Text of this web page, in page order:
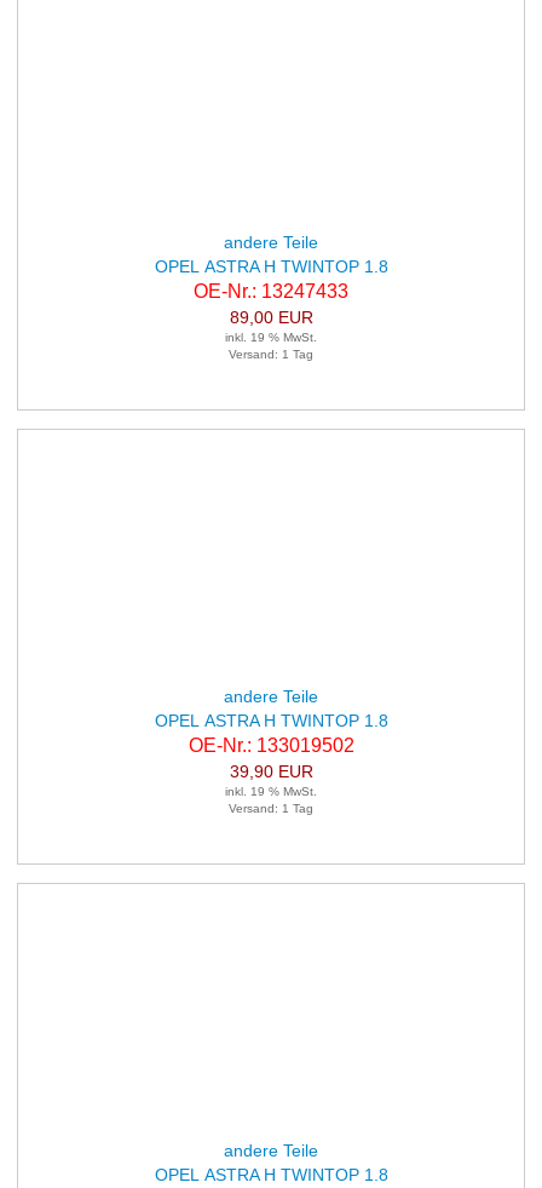
andere Teile
OPEL ASTRA H TWINTOP 1.8
OE-Nr.: 13247433
89,00 EUR
inkl. 19 % MwSt.
Versand: 1 Tag
andere Teile
OPEL ASTRA H TWINTOP 1.8
OE-Nr.: 133019502
39,90 EUR
inkl. 19 % MwSt.
Versand: 1 Tag
andere Teile
OPEL ASTRA H TWINTOP 1.8